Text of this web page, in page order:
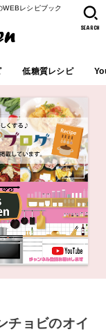
WEBレシピブック
低糖質レシピ
SEARCH
チョビのオイ